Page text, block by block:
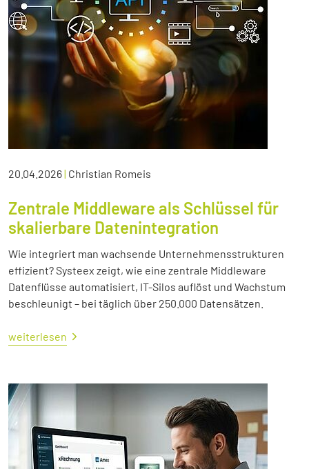
20.04.2026| Christian Romeis
Zentrale Middleware als Schlüssel für
skalierbare Datenintegration
Wie integriert man wachsende Unternehmensstrukturen
effizient? Systeex zeigt, wie eine zentrale Middleware
Datenflüsse automatisiert, IT-Silos auflöst und Wachstum
beschleunigt – bei täglich über 250.000 Datensätzen.
weiterlesen